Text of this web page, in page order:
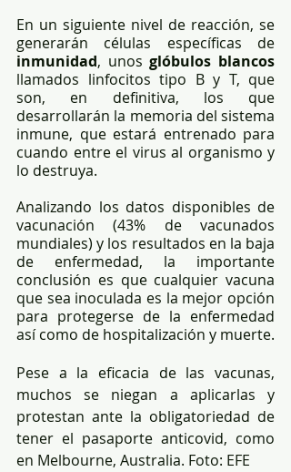
En un siguiente nivel de reacción, se
inmunidad, unos glóbulos blancos
llamados linfocitos tipo B y T, que
son, en definitiva, los que
desarrollarán la memoria del sistema
inmune, que estará entrenado para
cuando entre el virus al organismo y
lo destruya.
Analizando los datos disponibles de
vacunación (43% de vacunados
mundiales) y los resultados en la baja
de enfermedad, la importante
conclusión es que cualquier vacuna
que sea inoculada es la mejor opción
para protegerse de la enfermedad
así como de hospitalización y muerte.
Pese a la eficacia de las vacunas,
muchos se niegan a aplicarlas y
protestan ante la obligatoriedad de
tener el pasaporte anticovid, como
en Melbourne, Australia. Foto: EFE